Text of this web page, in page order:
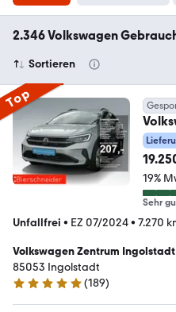
2.346 Volkswagen
Sortieren
Top
GAR
19%
Sehr
Unfallfrei • EZ 07/2024• 7.270
Volkswagen Zentrum
Bierschneider GmbH & Co. KG
85053 Ingolstadt
5 Sterne
(189)